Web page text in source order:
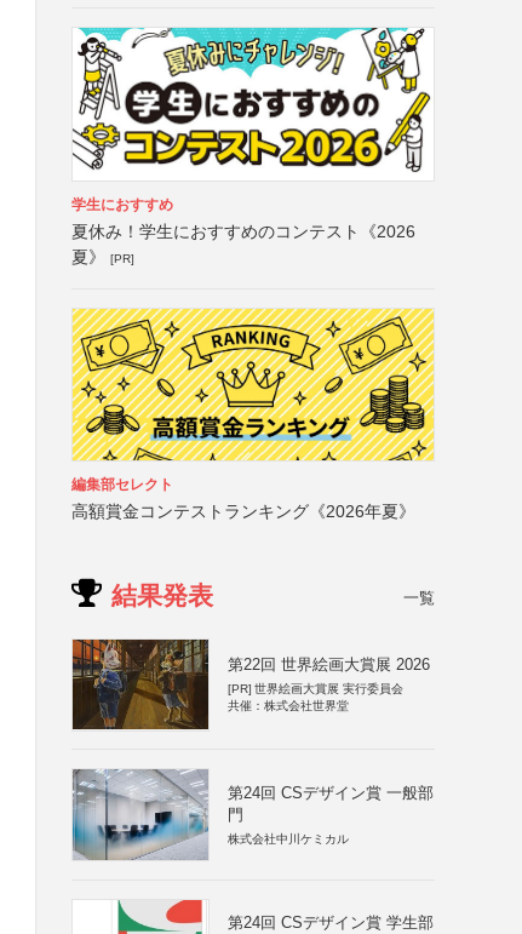
学生におすすめ
夏休み！学生におすすめのコンテスト《2026
夏》
[PR]
編集部セレクト
高額賞金コンテストランキング《2026年夏》
結果発表 一覧
第22回 世界絵画大賞展 2026
[PR] 世界絵画大賞展 実行委員会
共催：株式会社世界堂
第24回 CSデザイン賞 一般部
門
株式会社中川ケミカル
第24回 CSデザイン賞 学生部